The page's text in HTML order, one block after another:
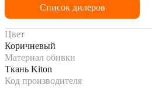
Список дилеров
Цвет
Коричневый
Материал обивки
Ткань Kiton
Код производителя